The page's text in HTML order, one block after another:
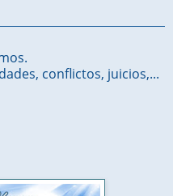
conflictos, juicios,...